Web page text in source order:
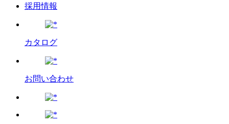
採用情報
カタログ
お問い合わせ